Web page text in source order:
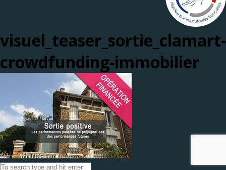
visuel_teaser_sortie_clamart-
crowdfunding-immobilier